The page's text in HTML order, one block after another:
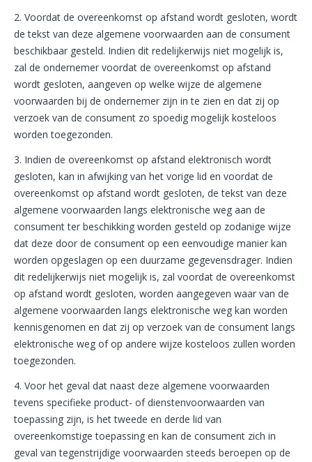
2. Voordat de overeenkomst op afstand wordt gesloten, wordt
de tekst van deze algemene voorwaarden aan de consument
beschikbaar gesteld. Indien dit redelijkerwijs niet mogelijk is,
zal de ondernemer voordat de overeenkomst op afstand
wordt gesloten, aangeven op welke wijze de algemene
voorwaarden bij de ondernemer zijn in te zien en dat zij op
verzoek van de consument zo spoedig mogelijk kosteloos
worden toegezonden.
3. Indien de overeenkomst op afstand elektronisch wordt
gesloten, kan in afwijking van het vorige lid en voordat de
overeenkomst op afstand wordt gesloten, de tekst van deze
algemene voorwaarden langs elektronische weg aan de
consument ter beschikking worden gesteld op zodanige wijze
dat deze door de consument op een eenvoudige manier kan
worden opgeslagen op een duurzame gegevensdrager. Indien
dit redelijkerwijs niet mogelijk is, zal voordat de overeenkomst
op afstand wordt gesloten, worden aangegeven waar van de
algemene voorwaarden langs elektronische weg kan worden
kennisgenomen en dat zij op verzoek van de consument langs
elektronische weg of op andere wijze kosteloos zullen worden
toegezonden.
4. Voor het geval dat naast deze algemene voorwaarden
tevens specifieke product- of dienstenvoorwaarden van
toepassing zijn, is het tweede en derde lid van
overeenkomstige toepassing en kan de consument zich in
geval van tegenstrijdige voorwaarden steeds beroepen op de